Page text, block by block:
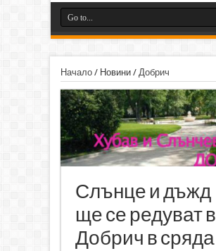
Начало/ Новини/ Добрич
Слънце и дъжд
ще се редуват в
Добрич в сряда